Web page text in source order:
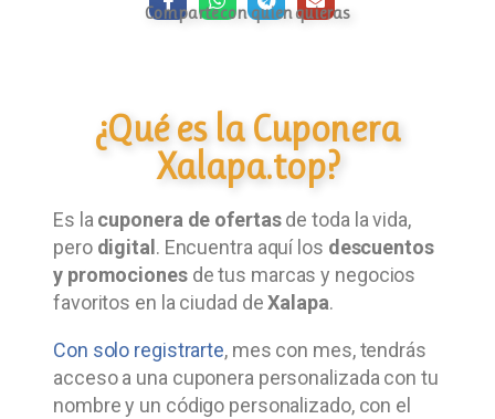
Comparte con quien quieras
¿Qué es la Cuponera
Xalapa.top?
Es lacuponera de ofertasde toda la vida,
pero digital . Encuentra aquí los descuentos
y promocionesde tus marcas y negocios
favoritos en la ciudad deXalapa.
Con solo registrarte, mes con mes, tendrás
acceso a una cuponera personalizada con tu
nombre y un código personalizado, con el